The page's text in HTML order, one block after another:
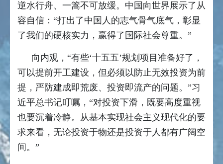
逆水行舟、一篙不可放缓。中国向世界展示了从
容自信：“打出了中国人的志气骨气底气，彰显
了我们的硬核实力，赢得了国际社会尊重。”
向内观，“有些‘十五五’规划项目准备好了，
可以提前开工建设，但必须以防止无效投资为前
提，严防建成即荒废、投资即流产的问题。”习
近平总书记叮嘱，“对投资下滑，既要高度重视
也要沉着冷静。从基本实现社会主义现代化的要
求来看，无论投资于物还是投资于人都有广阔空
间。”